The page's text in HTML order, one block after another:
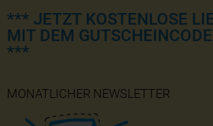
*** JETZT KOSTENLOSE
MIT DEM
***
MONATLICHER NEWSLETTER